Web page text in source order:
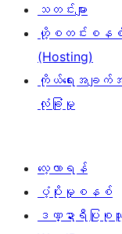
သတင်းများ
ဟို့စတင်းစန
(Hosting)
ကိုယ်ရေးအချ
လုံခြုံမှု
လေ့လာရန်
ပံ့ပိုးမှုစနစ်
ဒဏ္ဍာရီပြုစုသူမ